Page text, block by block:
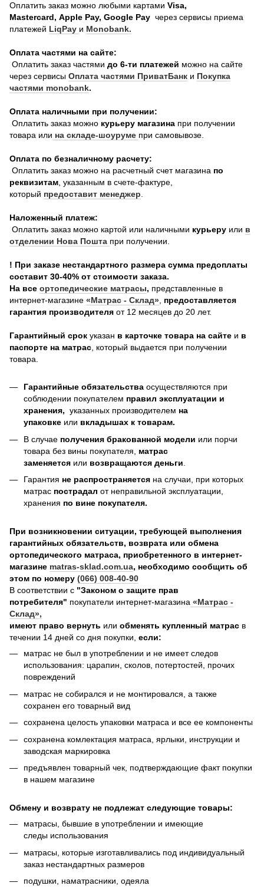
Оплатить заказ можно любыми картами Visa,
Mastercard, Apple Pay, Google Pay через сервисы приема
платежей LiqPay и Monobank.
Оплата частями на сайте:
Оплатить заказ частями до 6-ти платежей можно на сайте
через сервисы Оплата частями ПриватБанк и Покупка
частями monobank.
Оплата наличными при получении:
Оплатить заказ можно курьеру магазина при получении
товара или на складе-шоуруме при самовывозе.
Оплата по безналичному расчету:
Оплатить заказ можно на расчетный счет магазина по
реквизитам , указанным в счете-фактуре,
который предоставит менеджер
Наложенный платеж:
Оплатить заказ можно картой или наличными курьеру или в
отделении Нова Пошта при получении.
! При заказе нестандартного размера сумма предоплаты
составит 30-40% от стоимости заказа.
На все ортопедические матрасы, представленные в
интернет-магазине «Матрас - Склад» предоставляется
гарантия производителя от 12 месяцев до 20 лет.
Гарантийный срок указан в карточке товара на сайте и в
паспорте на матрас , который выдается при получении
товара.
Гарантийные обязательства осуществляются при
соблюдении покупателем правил эксплуатации и
хранения, указанных производителем на
упаковке или вкладышах к товарам.
В случае получения бракованной модели или порчи
товара без вины покупателя, матрас
заменяется или возвращаются деньги
Гарантия не распространяется на случаи, при которых
матрас пострадал от неправильной эксплуатации,
хранения по вине покупателя.
При возникновении ситуации, требующей выполнения
гарантийных обязательств, возврата или обмена
ортопедического матраса, приобретенного в интернет-
магазине matras-sklad.com.ua, необходимо сообщить об
этом по номеру (066) 008-40-90
В соответствии с "Законом о защите прав
потребителя" покупатели интернет-магазина «Матрас -
Склад»,
имеют право вернуть или обменять купленный матрас в
течении 14 дней со дня покупки, если:
матрас не был в употреблении и не имеет следов
использования: царапин, сколов, потертостей, прочих
повреждений
матрас не собирался и не монтировался, а также
сохранен его товарный вид
сохранена целость упаковки матраса и все ее компоненты
сохранена комлектация матраса, ярлыки, инструкции и
заводская маркировка
предъявлен товарный чек, подтверждающие факт покупки
в нашем магазине
Обмену и возврату не подлежат следующие товары:
матрасы, бывшие в употреблении и имеющие
следы использования
матрасы, которые изготавливались под индивидуальный
заказ нестандартных размеров
подушки, наматрасники, одеяла